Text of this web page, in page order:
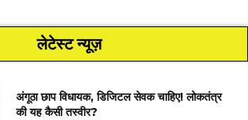
लेटेस्ट न्यूज़
अंगूठा छाप विधायक, डिजिटल सेवक चाहिए! लोकतंत्र
की यह कैसी तस्वीर?